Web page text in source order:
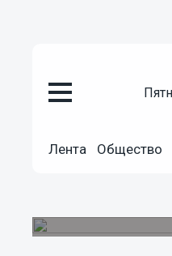
Лента Общество